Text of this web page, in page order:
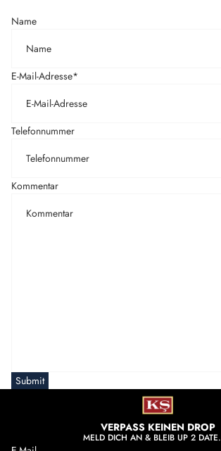
Name
E-Mail-Adresse*
Telefonnummer
Kommentar
Submit
VERPASS KEINEN DROP
MELD DICH AN & BLEIB UP 2 DATE.